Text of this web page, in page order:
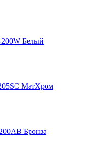
W Белый
SC МатХром
AB Бронза